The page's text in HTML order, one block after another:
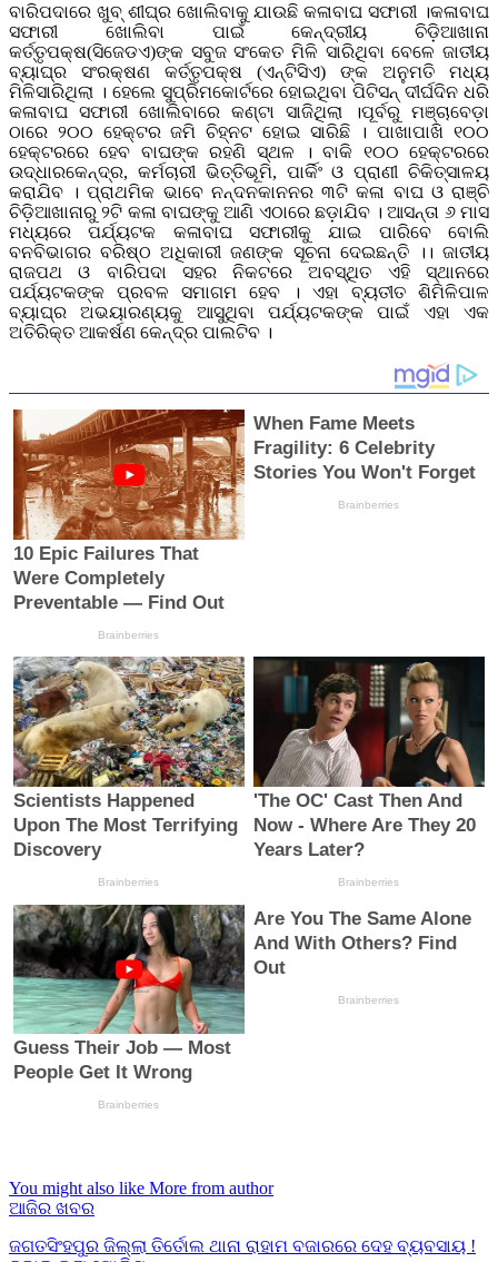
ବାରିପଦାରେ ଖୁବ୍ ଶୀଘ୍ର ଖୋଲିବାକୁ ଯାଉଛି କଳାବାଘ ସଫାରୀ ।କଳାବାଘ
ସଫାରୀ ଖୋଲିବା ପାଇଁ କେନ୍ଦ୍ରୀୟ ଚିଡ଼ିଆଖାନା
କର୍ତ୍ତୃପକ୍ଷ(ସିଜେଡଏ)ଙ୍କ ସବୁଜ ସଂକେତ ମିଳି ସାରିଥିବା ବେଳେ ଜାତୀୟ
ବ୍ୟାଘ୍ର ସଂରକ୍ଷଣ କର୍ତ୍ତୃପକ୍ଷ (ଏନ୍‌ଟିସିଏ) ଙ୍କ ଅନୁମତି ମଧ୍ୟ
ମିଳିସାରିଥିଲା । ହେଲେ ସୁପ୍ରିମକୋର୍ଟରେ ହୋଇଥିବା ପିଟିସନ୍ ଦୀର୍ଘଦିନ ଧରି
କଳାବାଘ ସଫାରୀ ଖୋଲିବାରେ କଣ୍ଟା ସାଜିଥିଲା ।ପୂର୍ବରୁ ମଞ୍ଚାବେଡ଼ା
ଠାରେ ୨୦୦ ହେକ୍ଟର ଜମି ଚିହ୍ନଟ ହୋଇ ସାରିଛି । ପାଖାପାଖି ୧୦୦
ହେକ୍ଟରରେ ହେବ ବାଘଙ୍କ ରହଣି ସ୍ଥଳ । ବାକି ୧୦୦ ହେକ୍ଟରରେ
ଉଦ୍ଧାରକେନ୍ଦ୍ର, କର୍ମଚାରୀ ଭିତ୍ତିଭୂମି, ପାର୍କିଂ ଓ ପ୍ରାଣୀ ଚିକିତ୍ସାଳୟ
କରାଯିବ । ପ୍ରାଥମିକ ଭାବେ ନନ୍ଦନକାନନର ୩ଟି କଳା ବାଘ ଓ ରାଞ୍ଚି
ଚିଡ଼ିଆଖାନାରୁ ୨ଟି କଳା ବାଘଙ୍କୁ ଆଣି ଏଠାରେ ଛଡ଼ାଯିବ । ଆସନ୍ତା ୬ ମାସ
ମଧ୍ୟରେ ପର୍ଯ୍ୟଟକ କଳାବାଘ ସଫାରୀକୁ ଯାଇ ପାରିବେ ବୋଲି
ବନବିଭାଗର ବରିଷ୍ଠ ଅଧିକାରୀ ଜଣଙ୍କ ସୂଚନା ଦେଇଛନ୍ତି ।। ଜାତୀୟ
ରାଜପଥ ଓ ବାରିପଦା ସହର ନିକଟରେ ଅବସ୍ଥିତ ଏହି ସ୍ଥାନରେ
ପର୍ଯ୍ୟଟକଙ୍କ ପ୍ରବଳ ସମାଗମ ହେବ । ଏହା ବ୍ୟତୀତ ଶିମିଳିପାଳ
ବ୍ୟାଘ୍ର ଅଭୟାରଣ୍ୟକୁ ଆସୁଥିବା ପର୍ଯ୍ୟଟକଙ୍କ ପାଇଁ ଏହା ଏକ
ଅତିରିକ୍ତ ଆକର୍ଷଣ କେନ୍ଦ୍ର ପାଲଟିବ ।
You might also like More from author
ଆଜିର ଖବର
ଜଗତସିଂହପୁର ଜିଲ୍ଲା ତିର୍ତୋଲ ଥାନା ରାହାମ ବଜାରରେ ଦେହ ବ୍ୟବସାୟ !